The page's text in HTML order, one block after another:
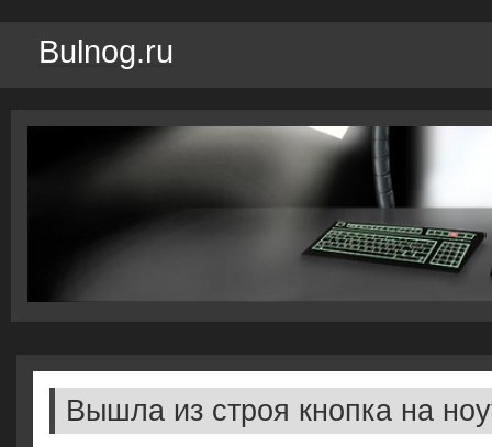
Bulnog.ru
Вышла из строя кнопка на